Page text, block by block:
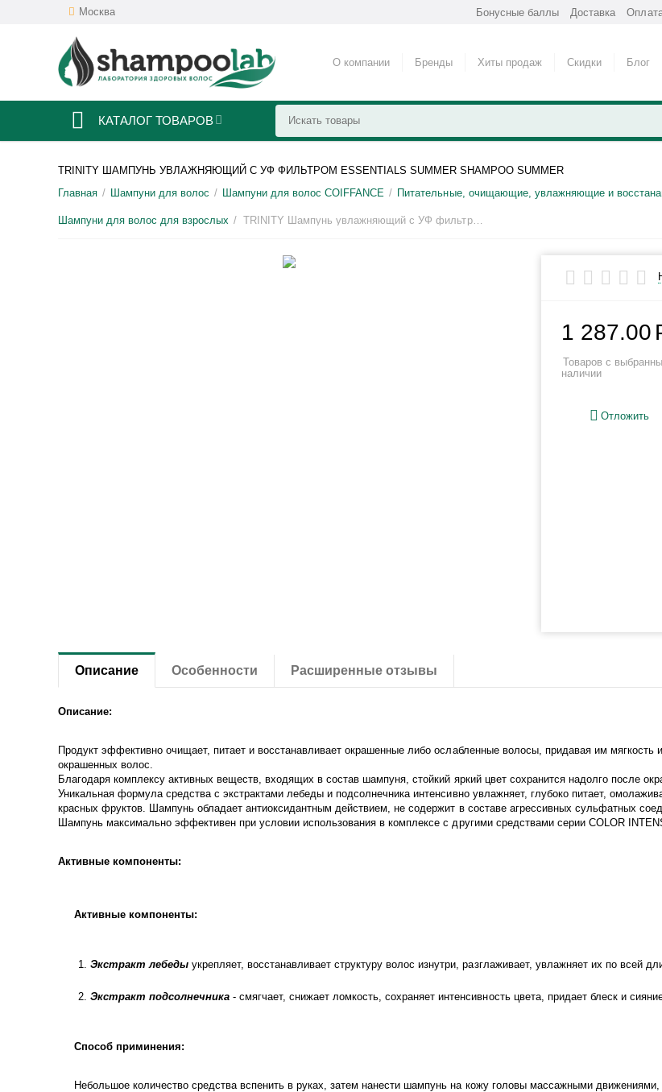
Москва Бонусные баллы Доставка
О компании Бренды Хиты продаж Скидки Блог
КАТАЛОГ ТОВАРОВ
TRINITY ШАМПУНЬ УВЛАЖНЯЮЩИЙ С УФ ФИЛЬТРОМ ESSENTIALS SUMMER SHAMPOO SUMMER
Главная / Шампуни для волос / Шампуни для волос COIFFANCE / Питательные, очищающие, увлажняющие и
Шампуни для волос для взрослых / TRINITY Шампунь увлажняющий с УФ фильтром Essentials Summer Shampoo SUMMER
1 287.00
Товаров с
наличии
Отложить
Описание Особенности Расширенные отзывы
Описание:
Продукт эффективно очищает, питает и восстанавливает окрашенные либо ослабленные волосы, придавая им мягкость
окрашенных волос.
Благодаря комплексу активных веществ, входящих в состав шампуня, стойкий яркий цвет сохранится надолго после
Уникальная формула средства с экстрактами лебеды и подсолнечника интенсивно увлажняет, глубоко питает,
красных фруктов. Шампунь обладает антиоксидантным действием, не содержит в составе агрессивных сульфатных
Шампунь максимально эффективен при условии использования в комплексе с другими средствами серии COLOR
Активные компоненты:
Активные компоненты:
Экстракт лебеды укрепляет, восстанавливает структуру волос изнутри, разглаживает, увлажняет их по всей
Экстракт подсолнечника - смягчает, снижает ломкость, сохраняет интенсивность цвета, придает блеск и
Способ приминения:
Небольшое количество средства вспенить в руках, затем нанести шампунь на кожу головы массажными